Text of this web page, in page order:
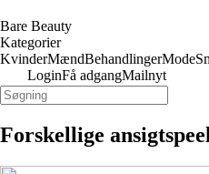
Bare Beauty
Kategorier
KvinderMændBehandlingerMode
LoginFå adgangMailnyt
Forskellige